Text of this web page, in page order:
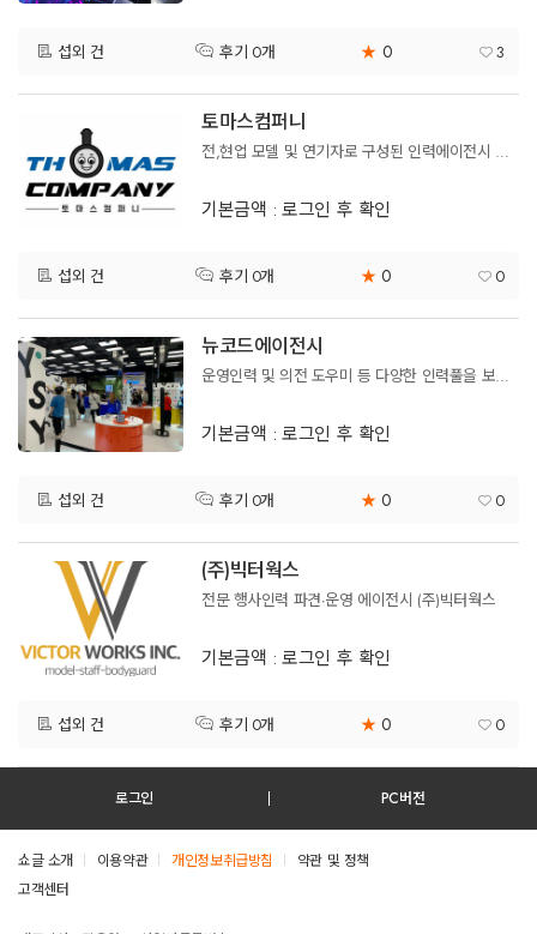
섭외 건 후기 0개 ★ 0 3
토마스컴퍼니
전,현업 모델 및 연기자로 구성된 인력에이전시 토마스컴퍼니 입니다.
기본금액 : 로그인 후 확인
섭외 건 후기 0개 ★ 0 0
뉴코드에이전시
운영인력 및 의전 도우미 등 다양한 인력풀을 보유한 에이전시
기본금액 : 로그인 후 확인
섭외 건 후기 0개 ★ 0 0
(주)빅터웍스
전문 행사인력 파견∙운영 에이전시 (주)빅터웍스
기본금액 : 로그인 후 확인
섭외 건 후기 0개 ★ 0 0
로그인 PC버전
쇼글 소개 이용약관 개인정보취급방침
약관 및 정책
고객센터